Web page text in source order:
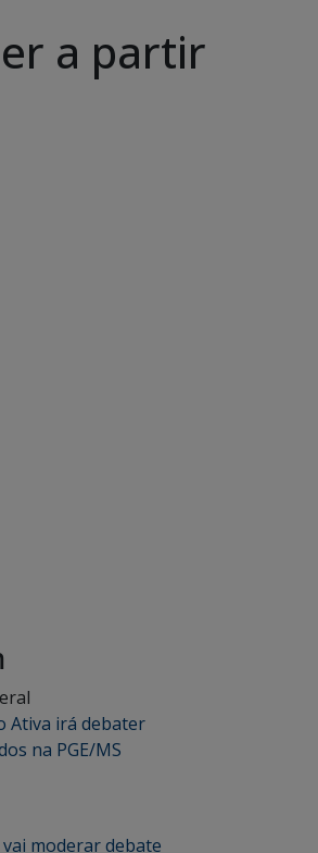
a partir
Ativa irá debater
na PGE/MS
moderar debate